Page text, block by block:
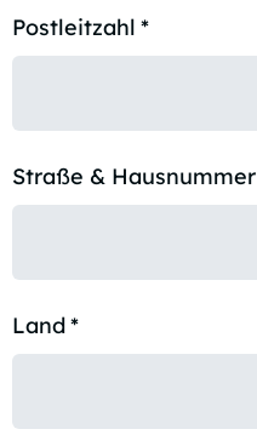
Postleitzahl *
Straße & Hausnummer
Land*